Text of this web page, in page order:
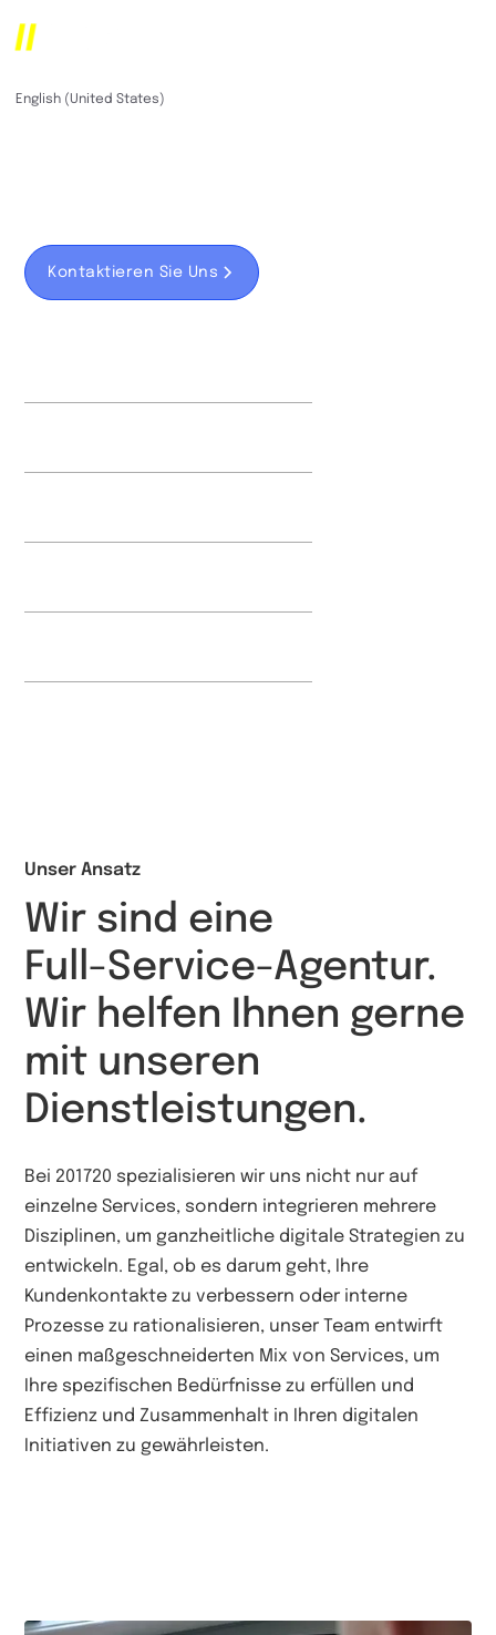
English (United States)
Kontaktieren Sie Uns
Unser Ansatz
Wir sind eine
Full-Service-Agentur.
Wir helfen Ihnen gerne
mit unseren
Dienstleistungen.
Bei 201720 spezialisieren wir uns nicht nur auf
einzelne Services, sondern integrieren mehrere
Disziplinen, um ganzheitliche digitale Strategien zu
entwickeln. Egal, ob es darum geht, Ihre
Kundenkontakte zu verbessern oder interne
Prozesse zu rationalisieren, unser Team entwirft
einen maßgeschneiderten Mix von Services, um
Ihre spezifischen Bedürfnisse zu erfüllen und
Effizienz und Zusammenhalt in Ihren digitalen
Initiativen zu gewährleisten.